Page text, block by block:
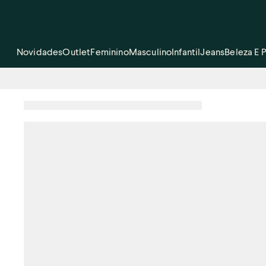
NovidadesOutletFemininoMasculinoInfantilJeansBeleza E